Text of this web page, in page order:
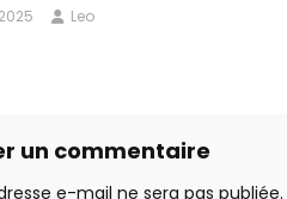
Leo
un commentaire
e-mail ne sera pas publiée.